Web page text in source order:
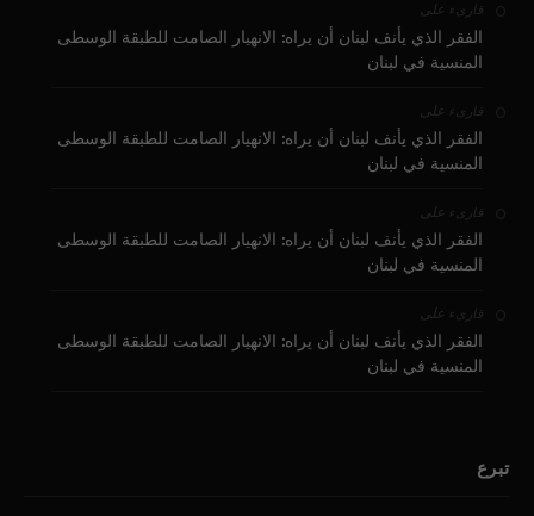
قارىء على
الفقر الذي يأنف لبنان أن يراه: الانهيار الصامت للطبقة الوسطى
المنسية في لبنان
قارىء على
الفقر الذي يأنف لبنان أن يراه: الانهيار الصامت للطبقة الوسطى
المنسية في لبنان
قارىء على
الفقر الذي يأنف لبنان أن يراه: الانهيار الصامت للطبقة الوسطى
المنسية في لبنان
قارىء على
الفقر الذي يأنف لبنان أن يراه: الانهيار الصامت للطبقة الوسطى
المنسية في لبنان
تبرع